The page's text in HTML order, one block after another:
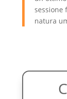
sessione
natura